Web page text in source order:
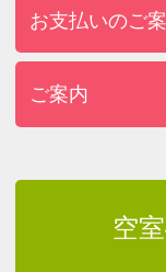
お支払いのご
ご案内
空